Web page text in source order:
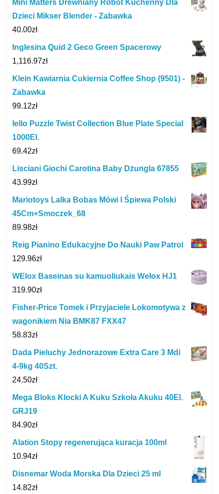
Mini Matters Drewniany Robot Kuchenny Dla
Dzieci Mikser Blender - Zabawka
40.00zł
Inglesina Quid 2 Geco Green Spacerowy
1,116.97zł
Klein Kawiarnia Cukiernia Coffee Shop (9501) -
Zabawka
99.12zł
Iello Puzzle Twist Collection Blue Plate Special
1000El.
69.42zł
Lisciani Giochi Carotina Baby Dżungla 67855
43.99zł
Mariotoys Lalka Bobas Mówi I Śpiewa Polski
45Cm+Smoczek_68
89.98zł
Reig Pianino Edukacyjne Do Nauki Paw Patrol
129.96zł
WElox Baseinas su kamuoliukais Welox HJ1
319.90zł
Fisher-Price Tomek i Przyjaciele Lokomotywa z
wagonikiem Nia BMK87 FXX47
58.83zł
Dada Pieluchy Jednorazowe Extra Care 3 Mdi
4‑9kg 40Szt.
24.50zł
Mega Bloks Klocki A Kuku Szkoła Akuku 40El.
GRJ19
84.90zł
Alation Stopy regenerująca kuracja 100ml
10.94zł
Disnemar Woda Morska Dla Dzieci 25 ml
14.82zł